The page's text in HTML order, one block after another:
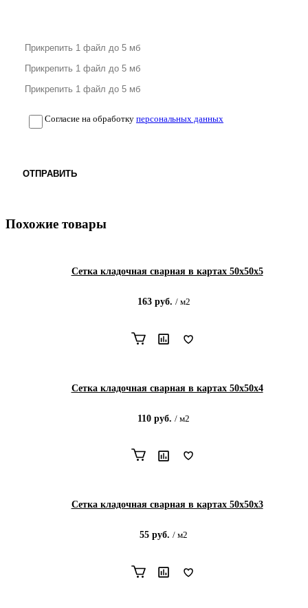
Согласие на обработку персональных данных
ОТПРАВИТЬ
Похожие товары
Сетка кладочная сварная в картах 50х50х5
163руб. / м2
Сетка кладочная сварная в картах 50х50х4
110 руб. / м2
Сетка кладочная сварная в картах 50х50х3
55 руб. / м2